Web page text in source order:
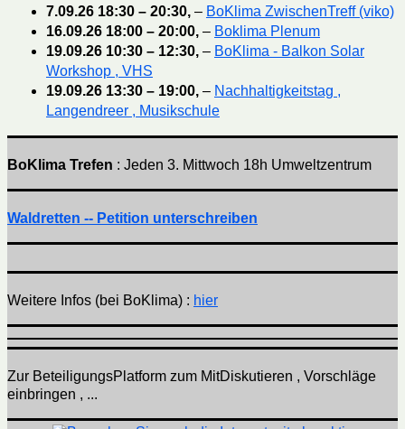
7.09.26 18:30 – 20:30, – BoKlima ZwischenTreff (viko)
16.09.26 18:00 – 20:00, – Boklima Plenum
19.09.26 10:30 – 12:30, – BoKlima - Balkon Solar
Workshop , VHS
19.09.26 13:30 – 19:00, – Nachhaltigkeitstag ,
Langendreer , Musikschule
BoKlima Trefen : Jeden 3. Mittwoch 18h Umweltzentrum
Waldretten -- Petition unterschreiben
Weitere Infos (bei BoKlima) : hier
Zur BeteiligungsPlatform zum MitDiskutieren , Vorschläge
einbringen , ...